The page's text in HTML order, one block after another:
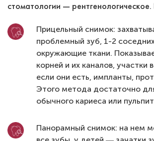
стоматологии ― рентгенологическое.
Прицельный снимок:
проблемный зуб, 1-2
окружающие ткани.
корней и их каналов, участки
если они есть, импланты,
Этого метода достаточно
обычного кариеса или
Панорамный снимок: на нем